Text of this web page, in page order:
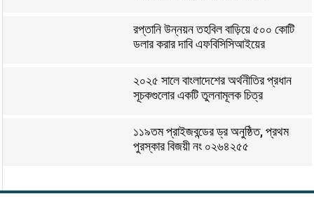
রপ্তানি উন্নয়ন তহবিল বাড়িয়ে ৫০০ কোটি
ডলার করার দাবি এফবিসিসিআইয়ের
২০২৫ সালে বাংলাদেশের অর্থনীতির প্রধান
সূচকগুলোর একটি তুলনামূলক চিত্র
১১৯তম প্রাইজবন্ডের ড্র অনুষ্ঠিত, প্রথম
পুরস্কার বিজয়ী নং ০২৬৪২৫৫